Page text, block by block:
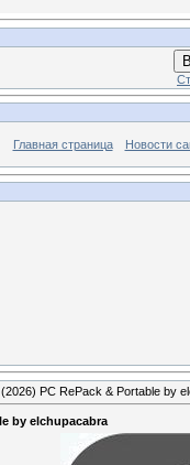
Главная страница Новости
РС RePack & Portable by
by elchupacabra